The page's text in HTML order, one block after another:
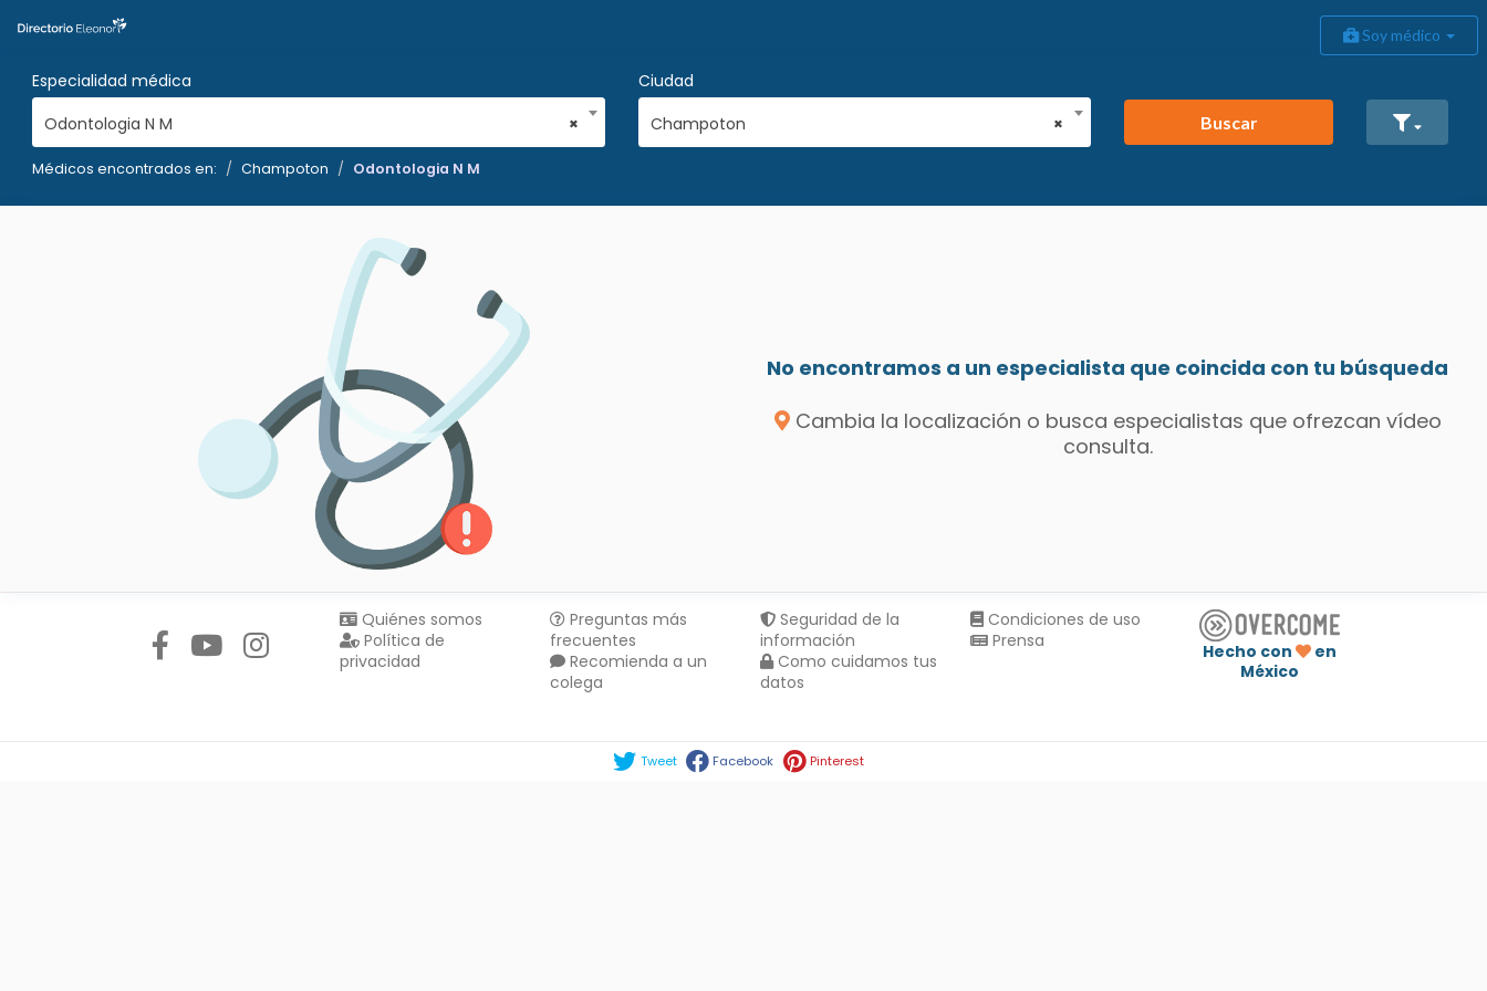
Soy médico
Especialidad médica
×
Odontologia N M
Ciudad
×
Champoton Buscar
Médicos encontrados en: Champoton Odontologia N M
No encontramos a un especialista que coincida con tu búsqueda
Cambia la localización o busca especialistas que ofrezcan vídeo
consulta.
Quiénes somos
Política de
privacidad
Preguntas más
frecuentes
Recomienda a un
colega
Seguridad de la
información
Como cuidamos tus
datos
Condiciones de uso
Prensa
Hecho con
en
México
Tweet Facebook Pinterest